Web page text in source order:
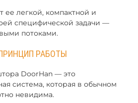
ее легкой, компактной и
специфической задачи —
потоками.
РАБОТЫ
DoorHan — это
система, которая в обычном
невидима.